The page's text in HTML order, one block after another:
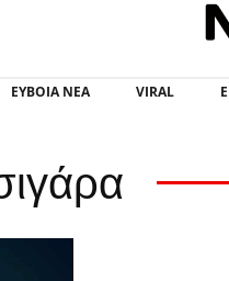
ΕΥΒΟΙΑ ΝΕΑ VIRAL